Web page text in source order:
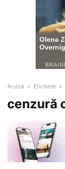
Acasă Etichete
cenzură